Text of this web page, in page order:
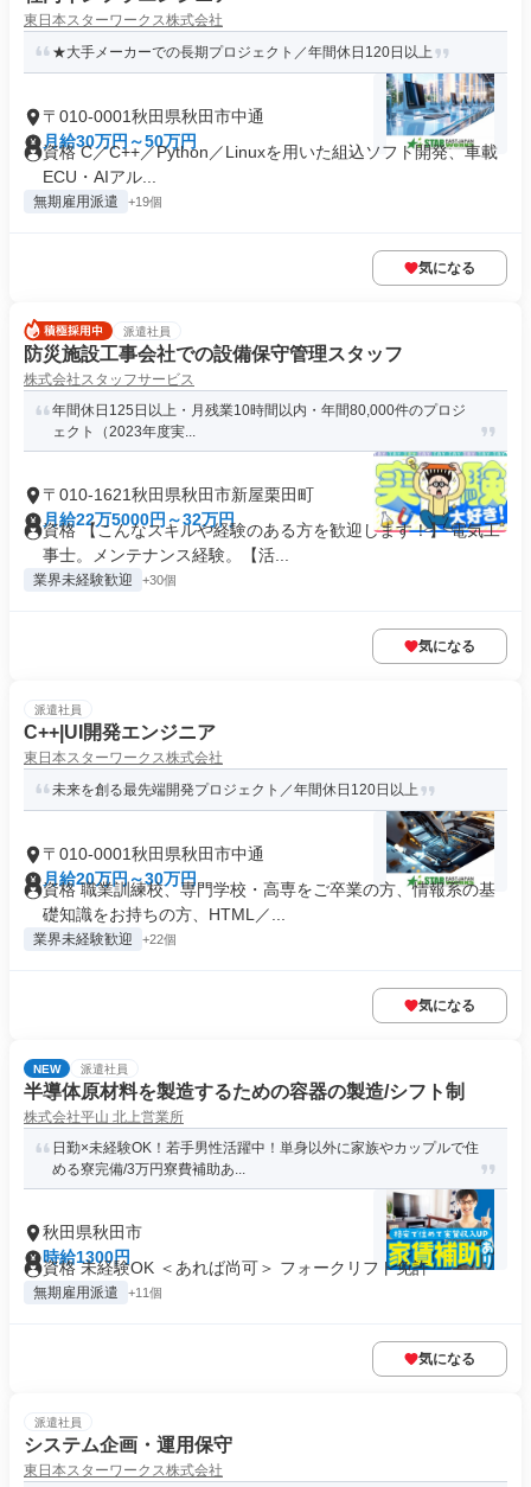
東日本スターワークス株式会社
★大手メーカーでの長期プロジェクト／年間休日120日以上
〒010-0001秋田県秋田市中通
月給30万円～50万円
資格 C／C++／Python／Linuxを用いた組込ソフト開発、車載
ECU・AIアル...
無期雇用派遣 +19個
気になる
派遣社員
防災施設工事会社での設備保守管理スタッフ
株式会社スタッフサービス
年間休日125日以上・月残業10時間以内・年間80,000件のプロジ
ェクト（2023年度実...
〒010-1621秋田県秋田市新屋栗田町
月給22万5000円～32万円
資格 【こんなスキルや経験のある方を歓迎します！】 電気工
事士。メンテナンス経験。【活...
業界未経験歓迎 +30個
気になる
派遣社員
C++|UI開発エンジニア
東日本スターワークス株式会社
未来を創る最先端開発プロジェクト／年間休日120日以上
〒010-0001秋田県秋田市中通
月給20万円～30万円
資格 職業訓練校、専門学校・高専をご卒業の方、情報系の基
礎知識をお持ちの方、HTML／...
業界未経験歓迎 +22個
気になる
NEW 派遣社員
半導体原材料を製造するための容器の製造/シフト制
株式会社平山 北上営業所
日勤×未経験OK！若手男性活躍中！単身以外に家族やカップルで住
める寮完備/3万円寮費補助あ...
秋田県秋田市
時給1300円
資格 未経験OK ＜あれば尚可＞ フォークリフト免許
無期雇用派遣 +11個
気になる
派遣社員
システム企画・運用保守
東日本スターワークス株式会社